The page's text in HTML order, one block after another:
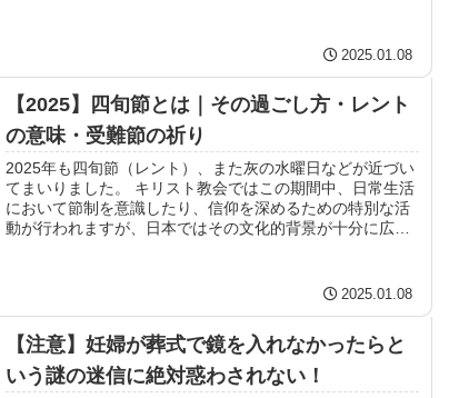
2025.01.08
【2025】四旬節とは｜その過ごし方・レント
の意味・受難節の祈り
2025年も四旬節（レント）、また灰の水曜日などが近づい
てまいりました。 キリスト教会ではこの期間中、日常生活
において節制を意識したり、信仰を深めるための特別な活
動が行われますが、日本ではその文化的背景が十分に広が
2025.01.08
【注意】妊婦が葬式で鏡を入れなかったらと
いう謎の迷信に絶対惑わされない！